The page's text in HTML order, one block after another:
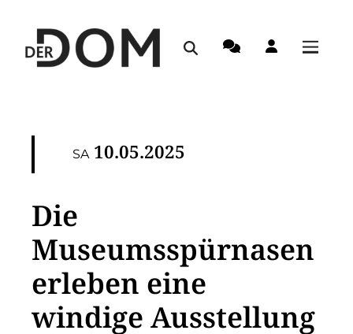
SA 10.05.2025
Die
Museumsspürnasen
erleben eine
windige Ausstellung